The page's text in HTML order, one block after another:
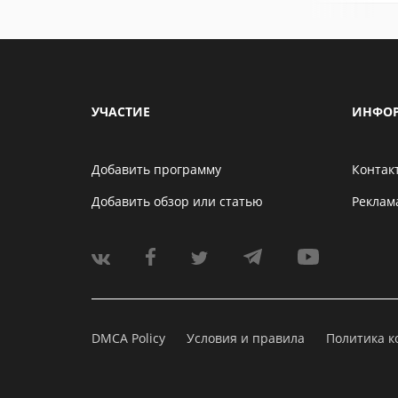
УЧАСТИЕ
Добавить программу
Добавить обзор или статью
DMCA Policy Условия и правила
Политика